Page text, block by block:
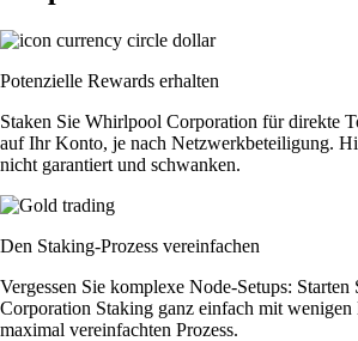
Potenzielle Rewards erhalten
Staken Sie Whirlpool Corporation für direkte
auf Ihr Konto, je nach Netzwerkbeteiligung.
nicht garantiert und schwanken.
Den Staking-Prozess vereinfachen
Vergessen Sie komplexe Node-Setups:
Corporation Staking ganz einfach mit
maximal vereinfachten Prozess.